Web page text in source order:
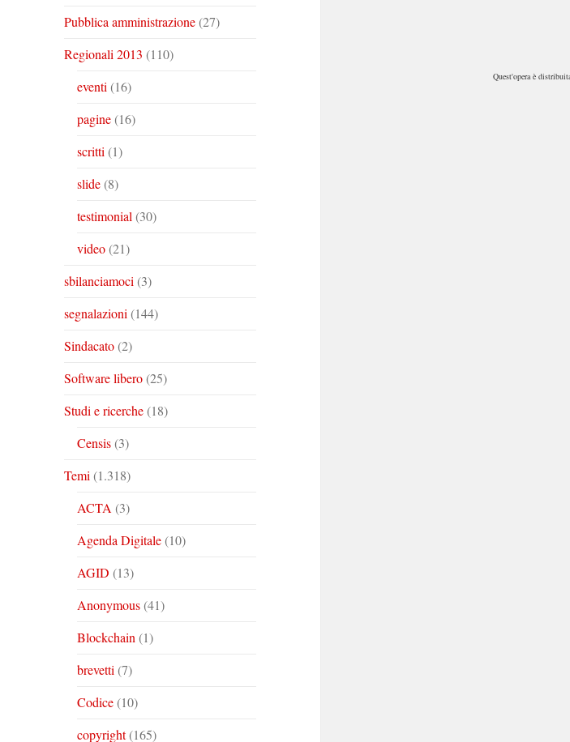
Pubblica amministrazione(27)
Regionali 2013 (110)
eventi (16)
pagine(16)
scritti (1)
slide(8)
testimonial (30)
video(21)
sbilanciamoci (3)
segnalazioni (144)
Sindacato(2)
Software libero(25)
Studi e ricerche(18)
Censis(3)
Temi (1.318)
ACTA (3)
Agenda Digitale(10)
AGID (13)
Anonymous(41)
Blockchain (1)
brevetti (7)
Codice(10)
copyright(165)
Quest'opera è